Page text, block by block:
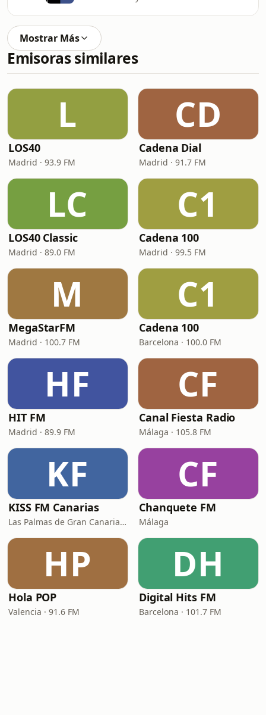
Mostrar Más
Emisoras similares
L
LOS40
Madrid · 93.9 FM
CD
Cadena Dial
Madrid · 91.7 FM
LC
LOS40 Classic
Madrid · 89.0 FM
C1
Cadena 100
Madrid · 99.5 FM
M
MegaStarFM
Madrid · 100.7 FM
C1
Cadena 100
Barcelona · 100.0 FM
HF
HIT FM
Madrid · 89.9 FM
CF
Canal Fiesta Radio
Málaga · 105.8 FM
KF
KISS FM Canarias
Las Palmas de Gran Canaria · 102.4 FM
CF
Chanquete FM
Málaga
HP
Hola POP
Valencia · 91.6 FM
DH
Digital Hits FM
Barcelona · 101.7 FM